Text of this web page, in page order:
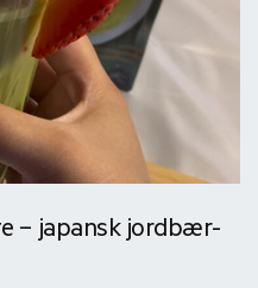
– japansk jordbær-